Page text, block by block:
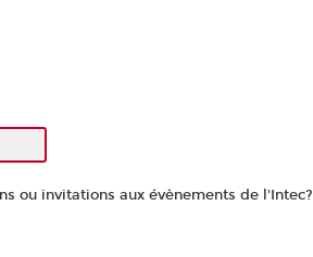
ou invitations aux évènements de l'Intec?